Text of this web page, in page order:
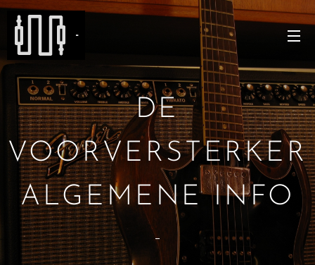
-
DE
VOORVERSTERKER
ALGEMENE INFO
-